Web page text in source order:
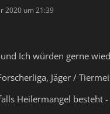
2020 um 21:39
Ich würden gerne
Jäger /
Heilermangel besteht -